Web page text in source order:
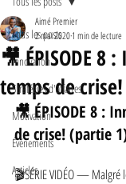
Tous les posts
Innovation
Stratégies d'affaires
Motivation
Événements
Articles
🎥 ÉPISODE 8
temps de
Aimé Premier
2 mai 20201 min de lecture
🎥 ÉPISODE 8 :
de crise! (partie
🎬SÉRIE VIDÉO —